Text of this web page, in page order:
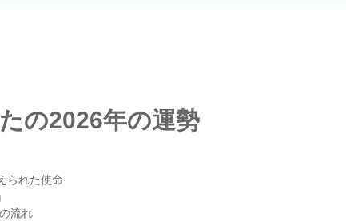
の2026年の運勢
られた使命
流れ